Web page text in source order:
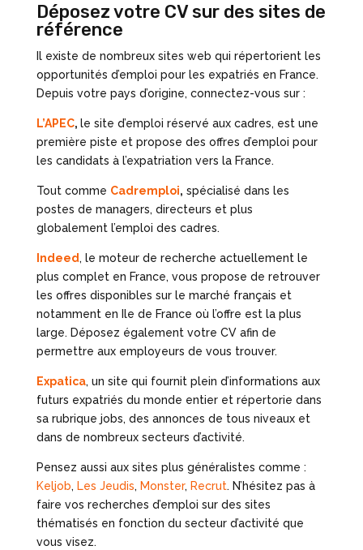
Déposez votre CV sur des sites de
référence
Il existe de nombreux sites web qui répertorient les
opportunités d’emploi pour les expatriés en France.
Depuis votre pays d’origine, connectez-vous sur :
L’APEC, le site d’emploi réservé aux cadres, est une
première piste et propose des offres d’emploi pour
les candidats à l’expatriation vers la France.
Tout comme Cadremploi, spécialisé dans les
postes de managers, directeurs et plus
globalement l’emploi des cadres.
Indeed , le moteur de recherche actuellement le
plus complet en France, vous propose de retrouver
les offres disponibles sur le marché français et
notamment en Ile de France où l’offre est la plus
large. Déposez également votre CV afin de
permettre aux employeurs de vous trouver.
Expatica, un site qui fournit plein d’informations aux
futurs expatriés du monde entier et répertorie dans
sa rubrique jobs, des annonces de tous niveaux et
dans de nombreux secteurs d’activité.
Pensez aussi aux sites plus généralistes comme :
Keljob, Les Jeudis, Monster, Recrut. N’hésitez pas à
faire vos recherches d’emploi sur des sites
thématisés en fonction du secteur d’activité que
vous visez.